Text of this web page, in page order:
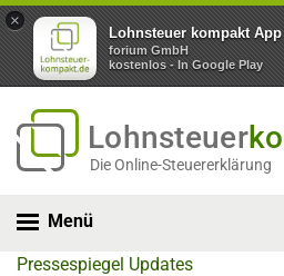
×
Lohnsteuer kompakt App
forium GmbH
kostenlos - In Google Play
Lohnsteuer
Die Online-Steuererklärung
Menü
Pressespiegel Updates